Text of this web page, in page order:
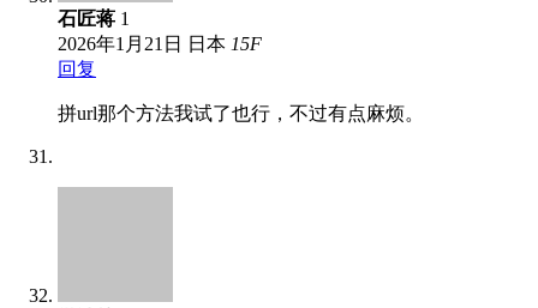
石匠蒋 1
2026年1月21日
日本 15F
回复
拼url那个方法我试了也行，不过有点麻烦。